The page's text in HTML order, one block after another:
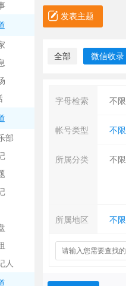
部
人
发表主题
全部 微信收录
字母检索 不限
帐号类型 不限
所属分类 不限
所属地区 不限